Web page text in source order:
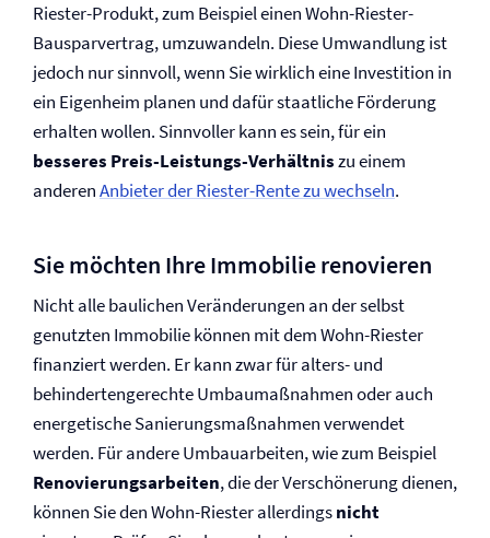
Riester-Produkt, zum Beispiel einen Wohn-Riester-
Bausparvertrag, umzuwandeln. Diese Umwandlung ist
jedoch nur sinnvoll, wenn Sie wirklich eine Investition in
ein Eigenheim planen und dafür staatliche Förderung
erhalten wollen. Sinnvoller kann es sein, für ein
besseres Preis-Leistungs-Verhältniszu einem
anderenAnbieter der Riester-Rente zu wechseln.
Sie möchten Ihre Immobilie renovieren
Nicht alle baulichen Veränderungen an der selbst
genutzten Immobilie können mit dem Wohn-Riester
finanziert werden. Er kann zwar für alters- und
behindertengerechte Umbau­maßnahmen oder auch
energetische Sanierungs­maßnahmen verwendet
werden. Für andere Umbauarbeiten, wie zum Beispiel
Renovierungsarbeiten, die der Verschönerung dienen,
können Sie den Wohn-Riester allerdingsnicht